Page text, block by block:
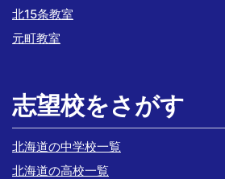
北15条教室
元町教室
志望校をさがす
北海道の中学校一覧
北海道の高校一覧